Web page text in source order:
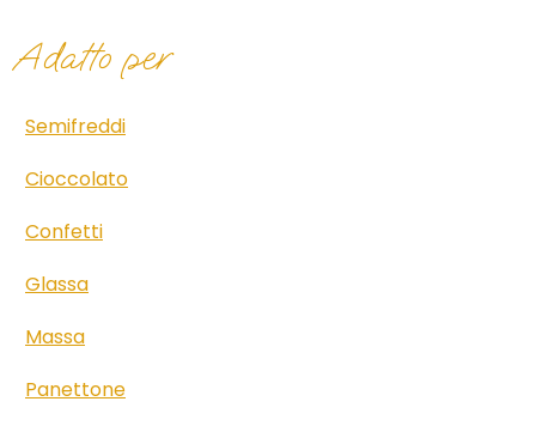
Adatto per
Semifreddi
Cioccolato
Confetti
Glassa
Massa
Panettone